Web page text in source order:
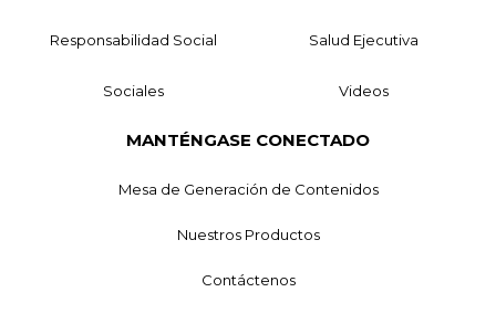
Responsabilidad Social Salud Ejecutiva
Sociales Videos
MANTÉNGASE CONECTADO
Mesa de Generación de Contenidos
Nuestros Productos
Contáctenos